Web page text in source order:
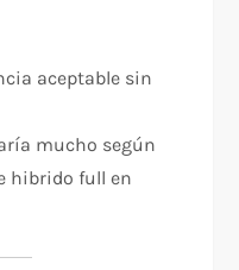
aceptable sin
mucho según
hibrido full en